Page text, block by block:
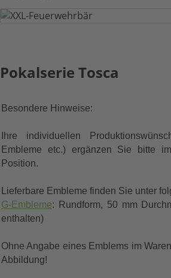
Pokalserie Tosca
Besondere Hinweise:
Ihre individuellen
Embleme etc.) ergänzen Sie bitte
Position.
Lieferbare Embleme finden Sie unter
G-Embleme: Rundform, 50 mm
enthalten)
Ohne Angabe eines Emblems im
Abbildung!